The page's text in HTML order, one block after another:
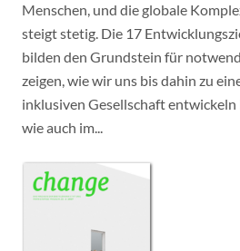
Menschen, und die globale
steigt stetig. Die 17
bilden den Grundstein für
zeigen, wie wir uns bis dahin zu
inklusiven Gesellschaft
wie auch im...